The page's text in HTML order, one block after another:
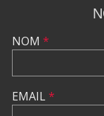
NOM *
EMAIL*